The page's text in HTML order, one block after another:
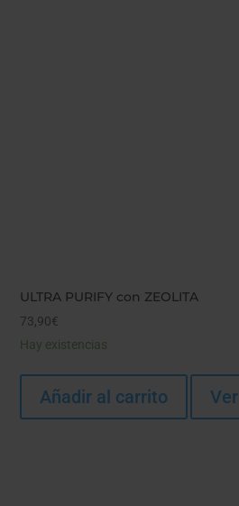
ULTRA PURIFY con ZEOLITA
73,90€
Hay existencias
Añadir al carrito Ver